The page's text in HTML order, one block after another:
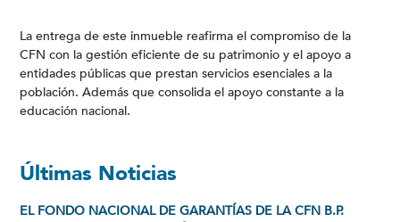
La entrega de este inmueble reafirma el compromiso de la
CFN con la gestión eficiente de su patrimonio y el apoyo a
entidades públicas que prestan servicios esenciales a la
población. Además que consolida el apoyo constante a la
educación nacional.
Últimas Noticias
EL FONDO NACIONAL DE GARANTÍAS DE LA CFN B.P.